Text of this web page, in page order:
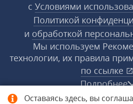
Оставаясь здесь, вы
с Условиями
Политикой
и обработкой
Мы используем
технологии, их правила
по ссылке
Подробнее